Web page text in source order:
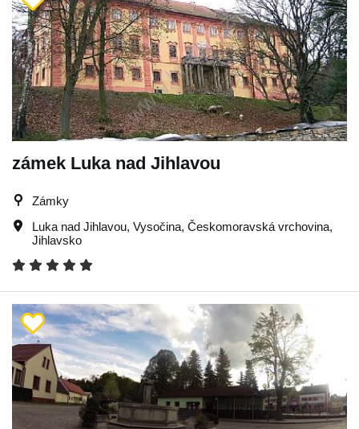
zámek Luka nad Jihlavou
Zámky
Luka nad Jihlavou, Vysočina, Českomoravská vrchovina,
Jihlavsko